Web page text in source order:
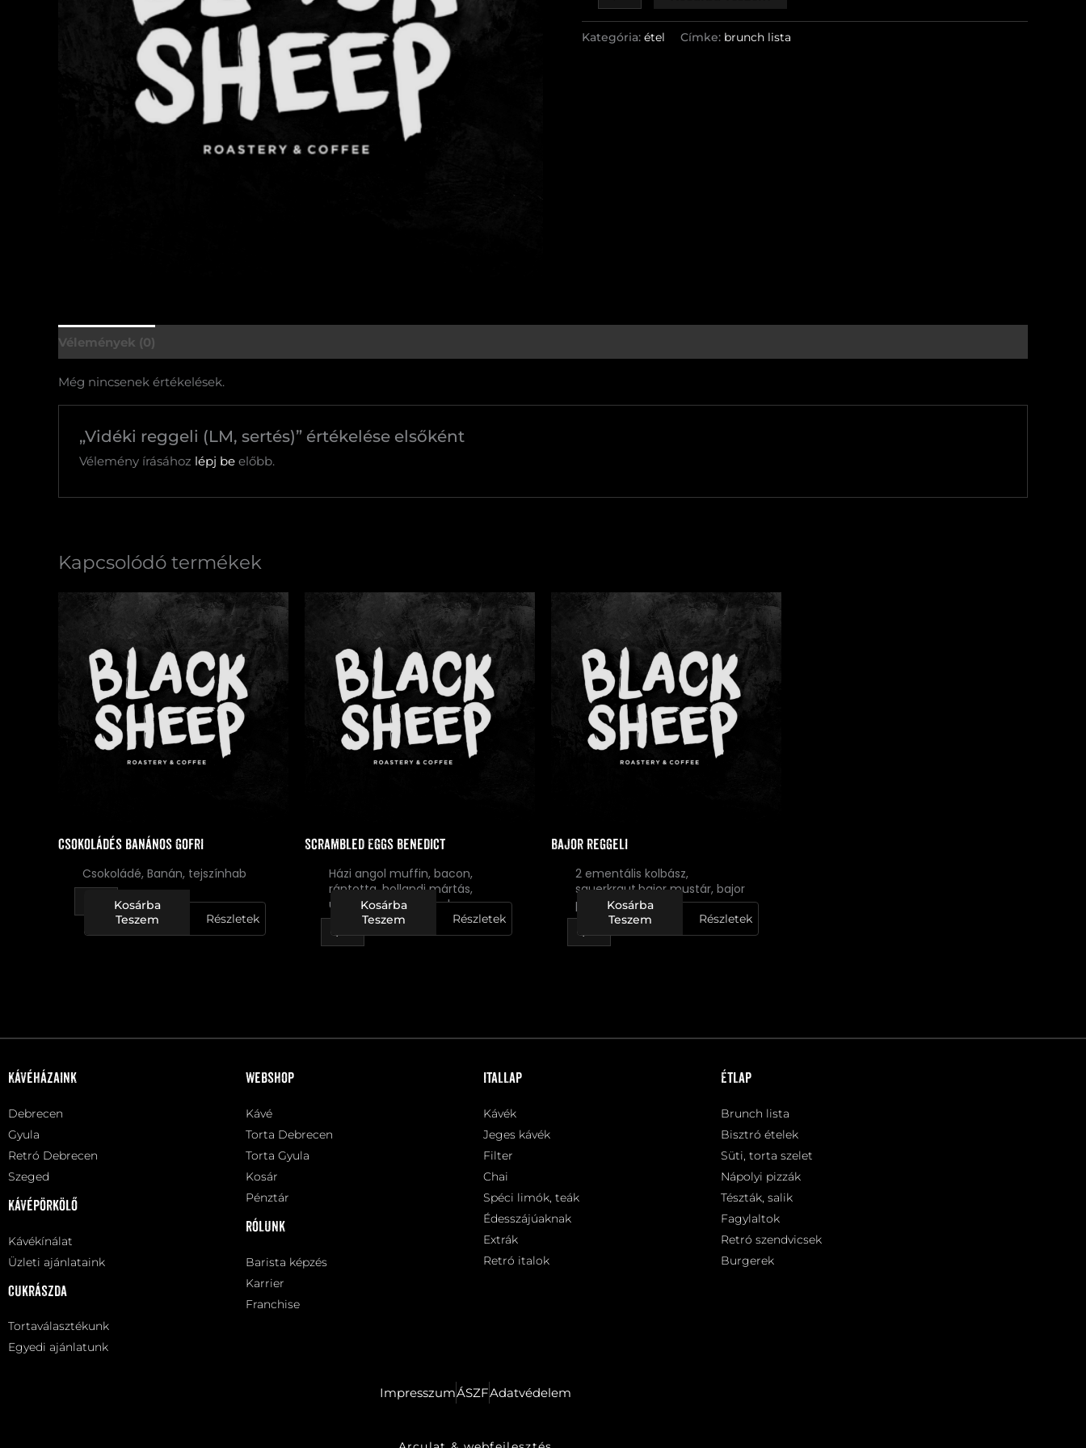
Kategória: étel Címke: brunch lista
Vélemények (0)
Még nincsenek értékelések.
„Vidéki reggeli (LM, sertés)” értékelése elsőként
Vélemény írásához lépj be előbb.
Kapcsolódó termékek
Csokoládés banános gofri
Csokoládé, Banán, tejszínhab
Részletek
Csokoládés
banános
gofri
mennyiség
Kosárba
Teszem
Scrambled Eggs Benedict
Házi angol muffin, bacon,
rántotta, hollandi mártás,
újhagyma, grana padano
Részletek
Scrambled
Eggs
Benedict
mennyiség
Kosárba
Teszem
Bajor reggeli
2 ementális kolbász,
sauerkraut,bajor mustár, bajor
perec
Részletek
Bajor
reggeli
mennyiség
Kosárba
Teszem
Kávéházaink
Debrecen
Gyula
Retró Debrecen
Szeged
Kávépörkölő
Kávékínálat
Üzleti ajánlataink
Cukrászda
Tortaválasztékunk
Egyedi ajánlatunk
Webshop
Kávé
Torta Debrecen
Torta Gyula
Kosár
Pénztár
Rólunk
Barista képzés
Karrier
Franchise
Itallap
Kávék
Jeges kávék
Filter
Chai
Spéci limók, teák
Édesszájúaknak
Extrák
Retró italok
Étlap
Brunch lista
Bisztró ételek
Süti, torta szelet
Nápolyi pizzák
Tészták, salik
Fagylaltok
Retró szendvicsek
Burgerek
ImpresszumÁSZFAdatvédelem